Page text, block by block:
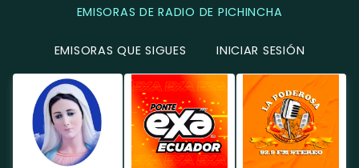
EMISORAS DE RADIO DE PICHINCHA
EMISORAS QUE SIGUES INICIAR SESIÓN